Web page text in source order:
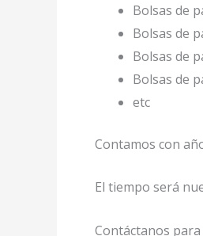
Bolsas de
Bolsas de
Bolsas de
Bolsas de
etc
Contamos con
El tiempo será
Contáctanos